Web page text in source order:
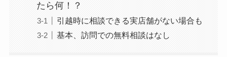
たら何！？
引越時に相談できる実店舗がない場合も
基本、訪問での無料相談はなし